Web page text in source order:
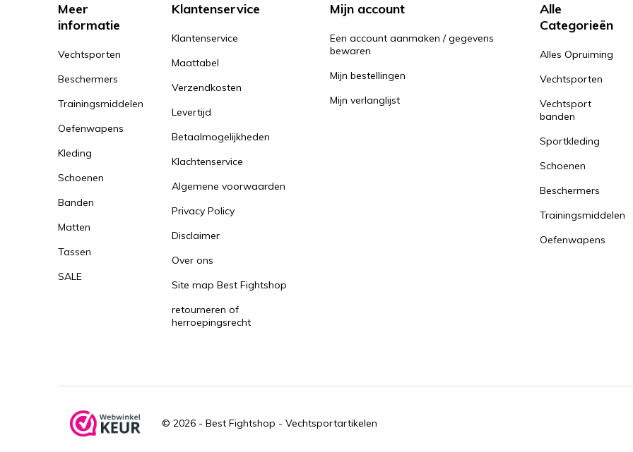
Meer
informatie
Vechtsporten
Beschermers
Trainingsmiddelen
Oefenwapens
Kleding
Schoenen
Banden
Matten
Tassen
SALE
Klantenservice
Klantenservice
Maattabel
Verzendkosten
Levertijd
Betaalmogelijkheden
Klachtenservice
Algemene voorwaarden
Privacy Policy
Disclaimer
Over ons
Site map Best Fightshop
retourneren of
herroepingsrecht
Mijn account
Een account aanmaken / gegevens
bewaren
Mijn bestellingen
Mijn verlanglijst
Alle
Categorieën
Alles Opruiming
Vechtsporten
Vechtsport
banden
Sportkleding
Schoenen
Beschermers
Trainingsmiddelen
Oefenwapens
© 2026 - Best Fightshop - Vechtsportartikelen